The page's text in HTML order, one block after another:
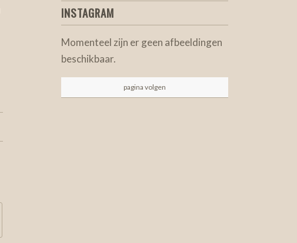
INSTAGRAM
Momenteel zijn er geen afbeeldingen
beschikbaar.
pagina volgen